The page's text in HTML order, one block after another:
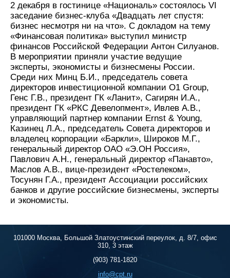
2 декабря в гостинице «Националь» состоялось VI
заседание бизнес-клуба «Двадцать лет спустя:
бизнес несмотря ни на что». С докладом на тему
«Финансовая политика» выступил министр
финансов Российской Федерации Антон Силуанов.
В мероприятии приняли участие ведущие
эксперты, экономисты и бизнесмены России.
Среди них Минц Б.И., председатель совета
директоров инвестиционной компании O1 Group,
Генс Г.В., президент ГК «Ланит», Сагирян И.А.,
президент ГК «РКС Девелопмент», Ивлев А.В.,
управляющий партнер компании Ernst & Young,
Казинец Л.А., председатель Совета директоров и
владелец корпорации «Баркли», Широков М.Г.,
генеральный директор ОАО «Э.ОН Россия»,
Павлович А.Н., генеральный директор «Панавто»,
Маслов А.В., вице-президент «Ростелеком»,
Тосунян Г.А., президент Ассоциации российских
банков и другие российские бизнесмены, эксперты
и экономисты.
101000 Москва, Большой Златоустинский переулок, д. 8/7, офис
310, 3 этаж
(903) 781-1820
info@cpt.ru